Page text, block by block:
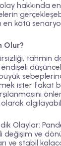
hakkında
en kötü
Olur?
tahmin
ister fakat
Olaylar:
değişim ve
ve stabil